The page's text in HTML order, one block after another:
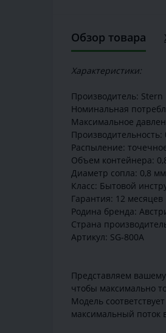
Обзор товара
Характеристики:
Производитель: Stern
Номинальная
Максимальное
Распыление:
Объем контейнера:
Диаметр сопла: 0,8 мм
Класс: Бытовой
Гарантия: 12 месяцев
Родина бренда:
Страна
Артикул: SG-800A
Представляем
чтобы максимально
Модель
максимальный поток